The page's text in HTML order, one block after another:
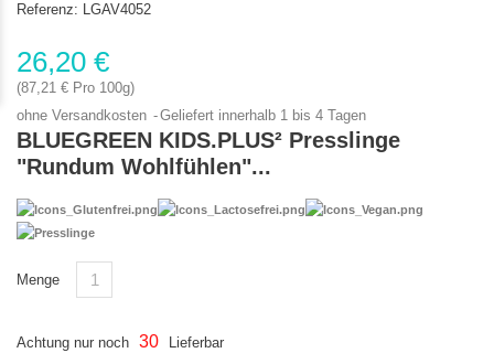
Referenz: LGAV4052
26,20 €
(87,21 € Pro 100g)
ohne Versandkosten
Geliefert innerhalb 1 bis 4 Tagen
BLUEGREEN KIDS.PLUS² Presslinge
"Rundum Wohlfühlen"...
Menge
Achtung nur noch 30 Lieferbar